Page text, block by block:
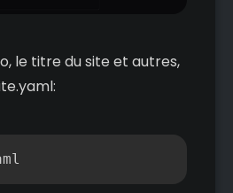
le titre du site et autres,